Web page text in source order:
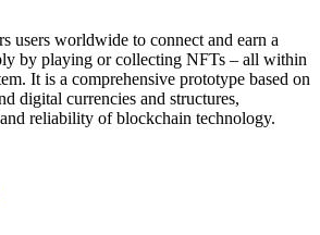
users worldwide to connect and earn a
by playing or collecting NFTs – all within
It is a comprehensive prototype based on
digital currencies and structures,
reliability of blockchain technology.